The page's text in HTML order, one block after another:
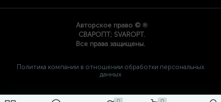
Авторское право © ®
СВАРОПТ; SVAROPT.
Все права защищены.
Политика компании в отношении обработки персональных
данных